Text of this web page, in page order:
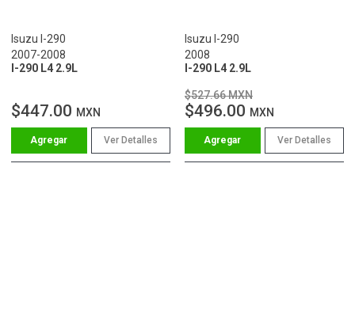
Isuzu I-290
2007-2008
I-290 L4 2.9L
$447.00 MXN
Ver Detalles
Isuzu I-290
2008
I-290 L4 2.9L
$527.66 MXN
$496.00 MXN
Ver Detalles